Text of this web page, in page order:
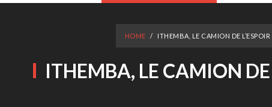
HOME / ITHEMBA, LE CAMION DE L’ESPOIR
ITHEMBA, LE CAMION DE